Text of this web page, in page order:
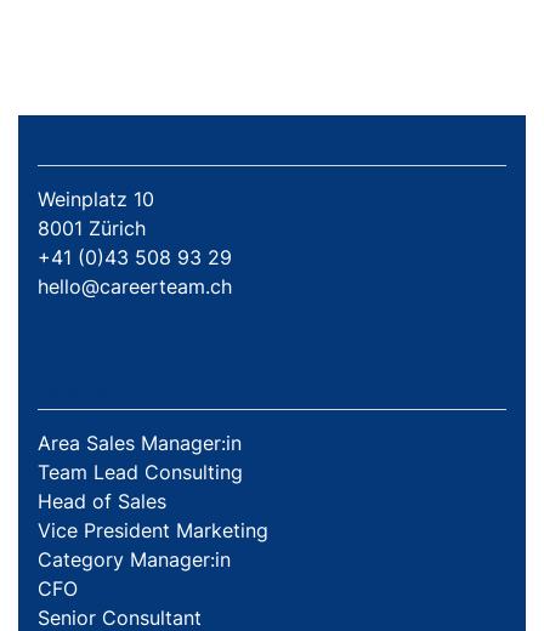
Weinplatz 10
8001 Zürich
+41 (0)43 508 93 29
hello@careerteam.ch
Area Sales Manager:in
Team Lead Consulting
Head of Sales
Vice President Marketing
Category Manager:in
CFO
Senior Consultant